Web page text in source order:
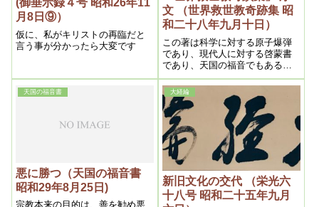
心構えも、自ら見当がつく筈は
ずである。
(御垂示録４号 昭和26年11
月8日⑨）
仮に、私がキリストの再臨だと
言う事が分かったら大変です
文 （世界救世教奇跡集 昭
和二十八年九月十日）
この著は科学に対する原子爆弾
であり、現代人に対する啓蒙書
であり、天国の福音でもある。
今その理論を説くと共に、裏附
けとして我救世教に於ける数多
くの奇蹟中から、百二十例を選
んで載せてあり、これを読むと
したら余りの超現実的なものば
かりで、直ちに信ずる事は出来
ないであろう。何となれば古往
今来これ程素晴しい奇蹟が多数
ある例はなかったからである。
天国の福音書
悪に勝つ（天国の福音書
昭和29年8月25日)
宗教本来の目的は、善を勧め悪
大経綸
新旧文化の交代 （栄光六
十八号 昭和二十五年九月